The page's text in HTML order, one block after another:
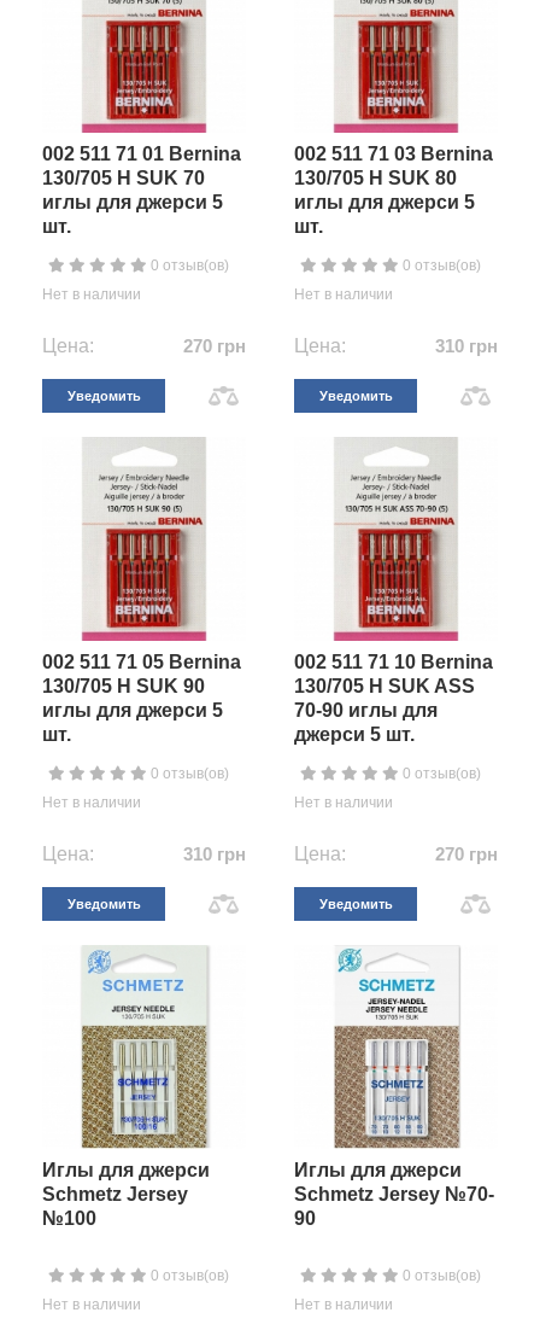
002 511 71 01 Bernina
130/705 H SUK 70
иглы для джерси 5
шт.
0 отзыв(ов)
Нет в наличии
Цена: 270 грн
Уведомить
002 511 71 03 Bernina
130/705 H SUK 80
иглы для джерси 5
шт.
0 отзыв(ов)
Нет в наличии
Цена: 310 грн
Уведомить
002 511 71 05 Bernina
130/705 H SUK 90
иглы для джерси 5
шт.
0 отзыв(ов)
Нет в наличии
Цена: 310 грн
Уведомить
002 511 71 10 Bernina
130/705 H SUK ASS
70-90 иглы для
джерси 5 шт.
0 отзыв(ов)
Нет в наличии
Цена: 270 грн
Уведомить
Иглы для джерси
Schmetz Jersey
№100
0 отзыв(ов)
Нет в наличии
Иглы для джерси
Schmetz Jersey №70-
90
0 отзыв(ов)
Нет в наличии